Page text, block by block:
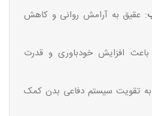
: عقیق به آرامش روانی و کاهش
افزایش خودباوری و قدرت
تقویت سیستم دفاعی بدن کمک